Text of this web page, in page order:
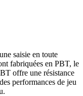
saisie en toute
fabriquées en PBT, le
offre une résistance
performances de jeu